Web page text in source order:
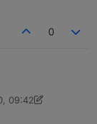
0
ersten Stelle
als vorher
09:42